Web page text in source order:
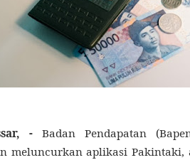
- Badan Pendapatan
meluncurkan aplikasi Pakintaki,